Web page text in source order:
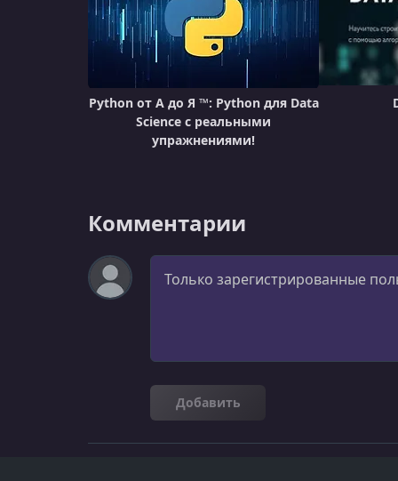
Python от А до Я ™: Python для Data
Science с реальными
упражнениями!
Комментарии
Комментарий
Добавить